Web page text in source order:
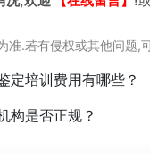
.若有侵权或其他问题,
定培训费用有哪些？
构是否正规？